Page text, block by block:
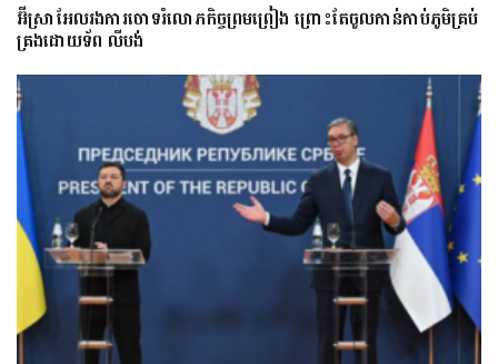
អ៊ីស្រាអែលរង​ការ​ចោទ​​រំលោភកិច្ចព្រមព្រៀង ព្រោះតែ​​ចូល​កាន់​កាប់​ភូមិគ្រប់
គ្រងដោយទ័ព លីបង់